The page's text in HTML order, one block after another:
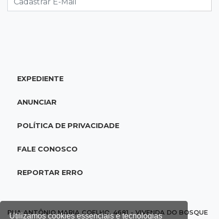
Utilizamos cookies essenciais e tecnologias
18:28Concurso 3.042
acumulado em R$ 165 milhões
18:05Energia renovável
abordagem policial no Noroeste
EXPEDIENTE
ANUNCIAR
POLÍTICA DE PRIVACIDADE
FALE CONOSCO
REPORTAR ERRO
RUA ANTÔNIO MARIA COELHO, 4681 - VIVENDA DO BOSQUE